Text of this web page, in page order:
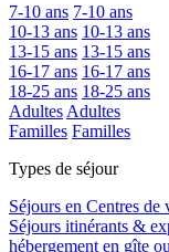
7-10 ans 7-10 ans
10-13 ans 10-13 ans
13-15 ans 13-15 ans
16-17 ans 16-17 ans
18-25 ans 18-25 ans
Adultes Adultes
Familles Familles
Types de séjour
Séjours en Centres de
Séjours itinérants &
hébergement en gîte